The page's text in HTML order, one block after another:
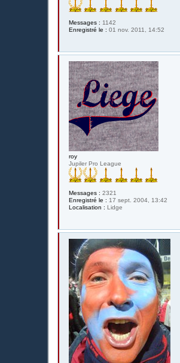
Messages : 1142
Enregistré le : 01 nov. 2011, 14:52
roy
Jupiler Pro League
Messages : 2321
Enregistré le : 17 sept. 2004, 13:42
Localisation : Lidge